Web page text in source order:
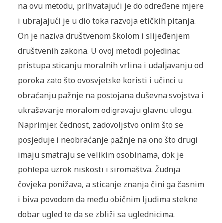
na ovu metodu, prihvatajući je do određene mjere
i ubrajajući je u dio toka razvoja etičkih pitanja.
On je naziva društvenom školom i slijeđenjem
društvenih zakona. U ovoj metodi pojedinac
pristupa sticanju moralnih vrlina i udaljavanju od
poroka zato što ovosvjetske koristi i učinci u
obraćanju pažnje na postojana duševna svojstva i
ukrašavanje moralom odigravaju glavnu ulogu.
Naprimjer, čednost, zadovoljstvo onim što se
posjeduje i neobraćanje pažnje na ono što drugi
imaju smatraju se velikim osobinama, dok je
pohlepa uzrok niskosti i siromaštva. Žudnja
čovjeka ponižava, a sticanje znanja čini ga časnim
i biva povodom da među običnim ljudima stekne
dobar ugled te da se zbliži sa uglednicima.